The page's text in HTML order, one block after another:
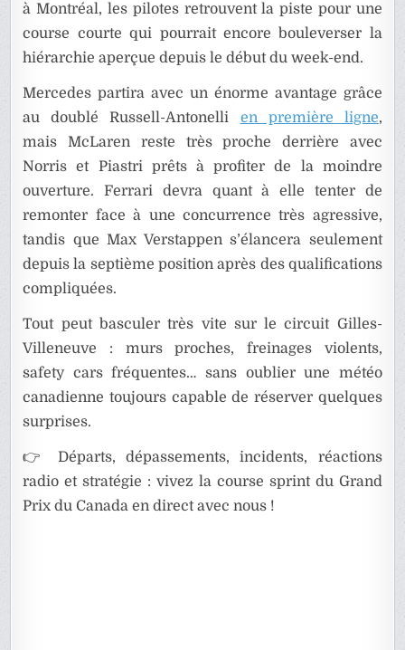
à Montréal, les pilotes retrouvent la piste pour une
course courte qui pourrait encore bouleverser la
hiérarchie aperçue depuis le début du week-end.
Mercedes partira avec un énorme avantage grâce
au doublé Russell-Antonelli en première ligne,
mais McLaren reste très proche derrière avec
Norris et Piastri prêts à profiter de la moindre
ouverture. Ferrari devra quant à elle tenter de
remonter face à une concurrence très agressive,
tandis que Max Verstappen s’élancera seulement
depuis la septième position après des qualifications
compliquées.
Tout peut basculer très vite sur le circuit Gilles-
Villeneuve : murs proches, freinages violents,
safety cars fréquentes… sans oublier une météo
canadienne toujours capable de réserver quelques
surprises.
👉 Départs, dépassements, incidents, réactions
radio et stratégie : vivez la course sprint du Grand
Prix du Canada en direct avec nous !